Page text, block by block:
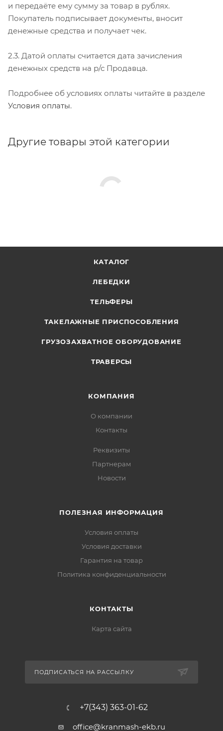
и передаёте ему сумму за товар в рублях.
Покупатель подписывает документы, вносит
денежные средства и получает чек.
2.3. Датой оплаты считается дата зачисления
денежных средств на р/с Продавца.
Подробнее об условиях оплаты читайте в разделе
Условия оплаты.
Другие товары этой категории
КАТАЛОГ
ЛЕБЕДКИ
ТЕЛЬФЕРЫ
ТАКЕЛАЖНЫЕ ПРИСПОСОБЛЕНИЯ
ГРУЗОЗАХВАТНОЕ ОБОРУДОВАНИЕ
ТРАВЕРСЫ
КОМПАНИЯ
О компании
Контакты
Реквизиты
Партнерам
Новости
ПОЛЕЗНАЯ ИНФОРМАЦИЯ
Условия оплаты
Условия доставки
Гарантия на товар
Политика конфиденциальности
КОНТАКТЫ
Карта сайта
ПОДПИСАТЬСЯ НА РАССЫЛКУ
+7(343) 363-01-62
office@kranmash-ekb.ru